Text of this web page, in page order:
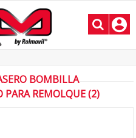
BOMBILLA
REMOLQUE (2)